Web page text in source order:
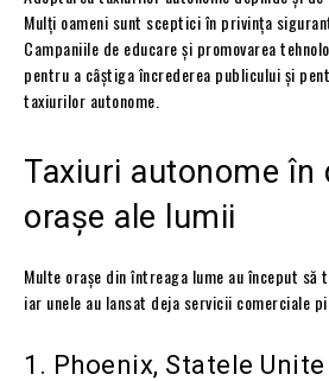
Mulți oameni sunt sceptici în privința
Campaniile de educare și promovarea
pentru a câștiga încrederea publicului și
taxiurilor autonome.
Taxiuri autonome în
orașe ale lumii
Multe orașe din întreaga lume au început să
iar unele au lansat deja servicii comerciale
1. Phoenix, Statele